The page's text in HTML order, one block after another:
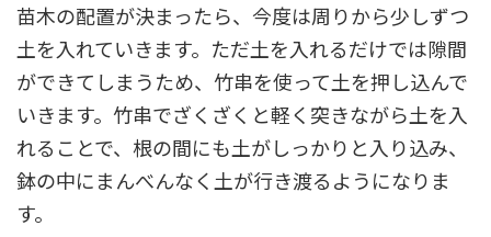
苗木の配置が決まったら、今度は周りから少しずつ
土を入れていきます。ただ土を入れるだけでは隙間
ができてしまうため、竹串を使って土を押し込んで
いきます。竹串でざくざくと軽く突きながら土を入
れることで、根の間にも土がしっかりと入り込み、
鉢の中にまんべんなく土が行き渡るようになりま
す。